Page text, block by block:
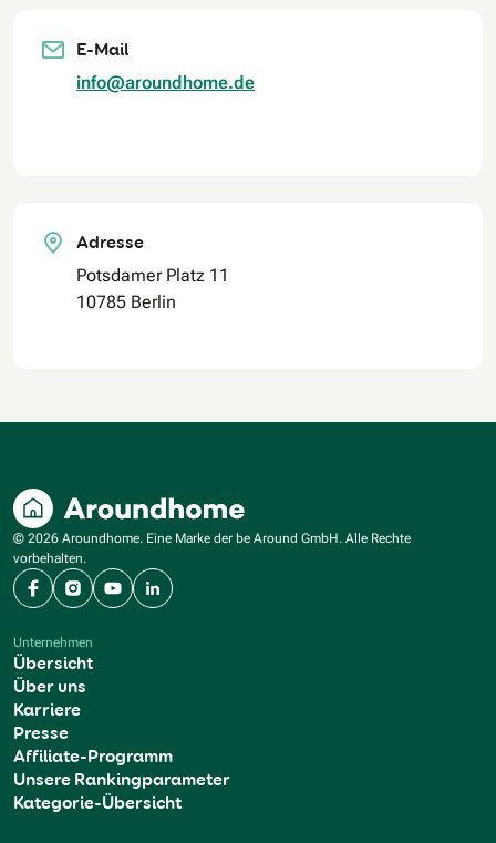
E-Mail
info@aroundhome.de
Adresse
Potsdamer Platz 11
10785 Berlin
© 2026 Aroundhome. Eine Marke der be Around GmbH. Alle Rechte
vorbehalten.
FacebookInstagram
YouTubeLinkedIn
Unternehmen
Übersicht
Über uns
Karriere
Presse
Affiliate-Programm
Unsere Rankingparameter
Kategorie-Übersicht